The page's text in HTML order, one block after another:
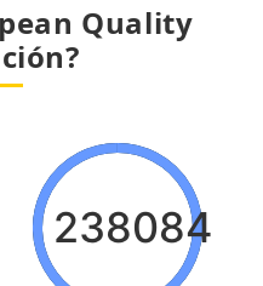
Quality
238084